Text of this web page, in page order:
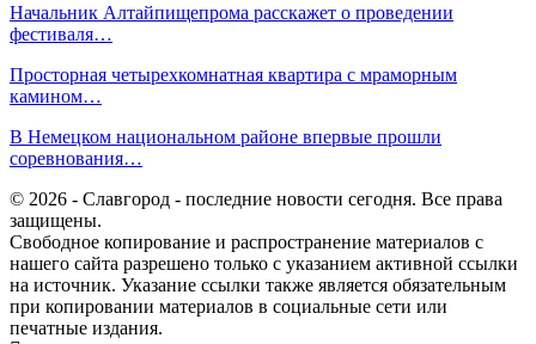
Начальник Алтайпищепрома расскажет о проведении
фестиваля…
Просторная четырехкомнатная квартира с мраморным
камином…
В Немецком национальном районе впервые прошли
соревнования…
© 2026 - Славгород - последние новости сегодня. Все права
защищены.
Свободное копирование и распространение материалов с
нашего сайта разрешено только с указанием активной ссылки
на источник. Указание ссылки также является обязательным
при копировании материалов в социальные сети или
печатные издания.